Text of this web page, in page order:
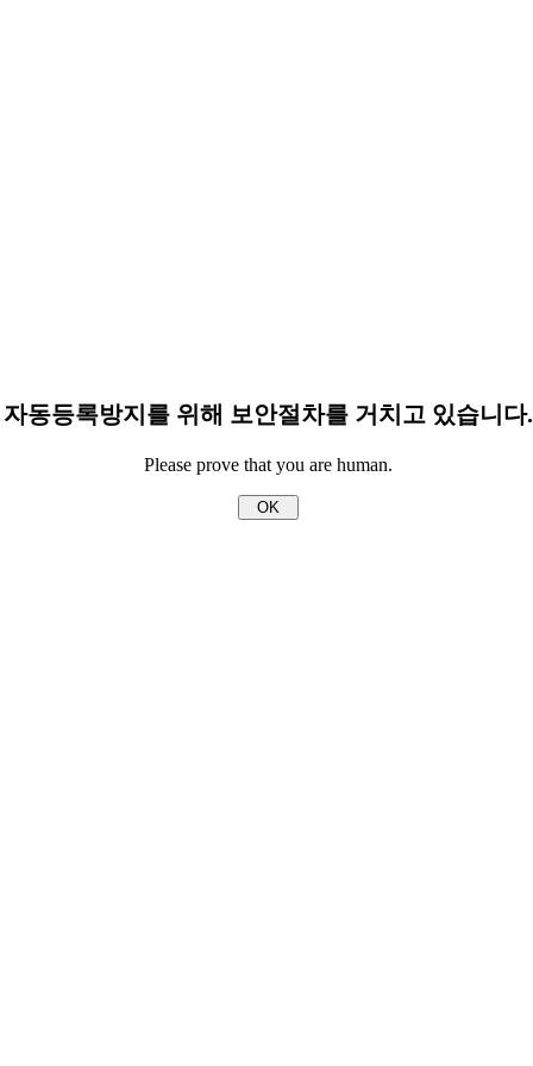
자동등록방지를 위해 보안절차를 거치고 있습니다.
Please prove that you are human.